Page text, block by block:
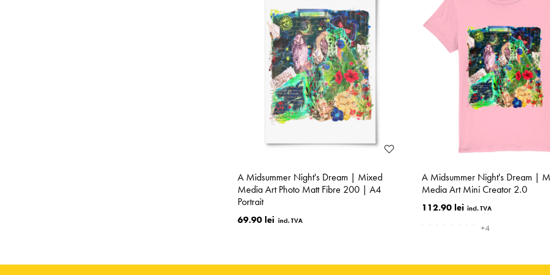
A Midsummer Night's Dream | Mixed
Media Art Photo Matt Fibre 200 | A4
Portrait
69.90 lei
A Midsummer Night's Dream |
Media Art Mini Creator 2.0
112.90 lei
+4